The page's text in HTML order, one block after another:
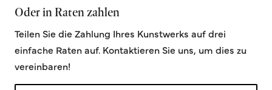
Oder in Raten zahlen
Teilen Sie die Zahlung Ihres Kunstwerks auf drei
einfache Raten auf. Kontaktieren Sie uns, um dies zu
vereinbaren!